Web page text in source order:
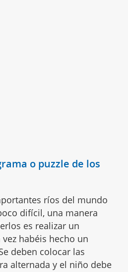
o puzzle de los
ríos del mundo
difícil, una manera
es realizar un
vez habéis hecho un
deben colocar las
alternada y el niño debe